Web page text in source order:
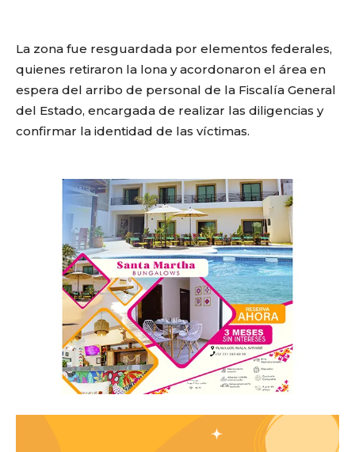
La zona fue resguardada por elementos federales,
quienes retiraron la lona y acordonaron el área en
espera del arribo de personal de la Fiscalía General
del Estado, encargada de realizar las diligencias y
confirmar la identidad de las víctimas.